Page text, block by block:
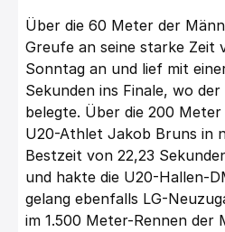
Über die 60 Meter der
Greufe an seine starke Zeit
Sonntag an und lief mit
Sekunden ins Finale, wo
belegte. Über die 200
U20-Athlet Jakob Bruns in
Bestzeit von 22,23
und hakte die U20-Hallen-
gelang ebenfalls LG-
im 1.500 Meter-Rennen der